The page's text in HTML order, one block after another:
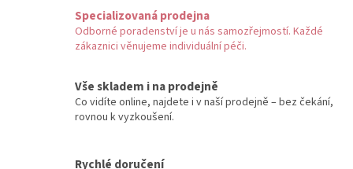
Specializovaná prodejna
Odborné poradenství je u nás samozřejmostí. Každé
zákaznici věnujeme individuální péči.
Vše skladem i na prodejně
Co vidíte online, najdete i v naší prodejně – bez čekání,
rovnou k vyzkoušení.
Rychlé doručení